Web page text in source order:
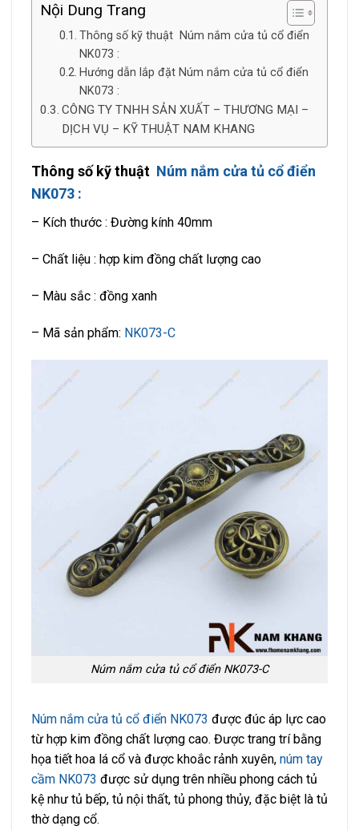
Nội Dung Trang
Thông số kỹ thuật Núm nắm cửa tủ cổ điển
NK073 :
Hướng dẫn lắp đặt Núm nắm cửa tủ cổ điển
NK073 :
CÔNG TY TNHH SẢN XUẤT – THƯƠNG MẠI –
DỊCH VỤ – KỸ THUẬT NAM KHANG
Thông số kỹ thuật Núm nắm cửa tủ cổ điển
NK073 :
– Kích thước : Đường kính 40mm
– Chất liệu : hợp kim đồng chất lượng cao
– Màu sắc : đồng xanh
– Mã sản phẩm: NK073-C
Núm nắm cửa tủ cổ điển NK073-C
Núm nắm cửa tủ cổ điển NK073 được đúc áp lực cao
từ hợp kim đồng chất lượng cao. Được trang trí bằng
họa tiết hoa lá cổ và được khoắc rảnh xuyên, núm tay
cầm NK073 được sử dụng trên nhiều phong cách tủ
kệ như tủ bếp, tủ nội thất, tủ phong thủy, đặc biệt là tủ
thờ dạng cổ.